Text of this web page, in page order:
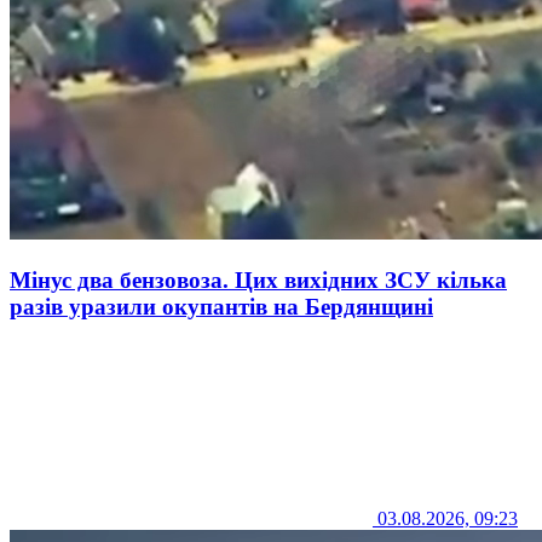
Мінус два бензовоза. Цих вихідних ЗСУ кілька
разів уразили окупантів на Бердянщині
03.08.2026, 09:23